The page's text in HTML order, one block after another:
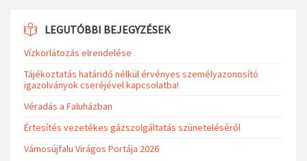
LEGUTÓBBI BEJEGYZÉSEK
Vízkorlátozás elrendelése
Tájékoztatás határidő nélkül érvényes személyazonosító
igazolványok cseréjével kapcsolatba!
Véradás a Faluházban
Értesítés vezetékes gázszolgáltatás szüneteléséről
Vámosújfalu Virágos Portája 2026